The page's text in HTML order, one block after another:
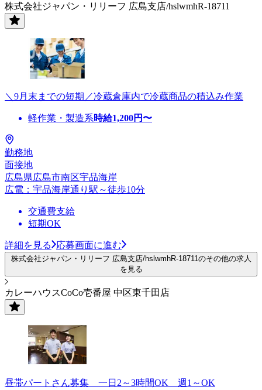
株式会社ジャパン・リリーフ 広島支店/hslwmhR-18711
＼9月末までの短期／冷蔵倉庫内で冷蔵商品の積込み作業
軽作業・製造系時給1,200円〜
勤務地
面接地
広島県広島市南区宇品海岸
広電：宇品海岸通り駅～徒歩10分
交通費支給
短期OK
詳細を見る 応募画面に進む
株式会社ジャパン・リリーフ 広島支店/hslwmhR-18711のその他の求人
を見る
カレーハウスCoCo壱番屋 中区東千田店
昼帯パートさん募集 一日2～3時間OK 週1～OK